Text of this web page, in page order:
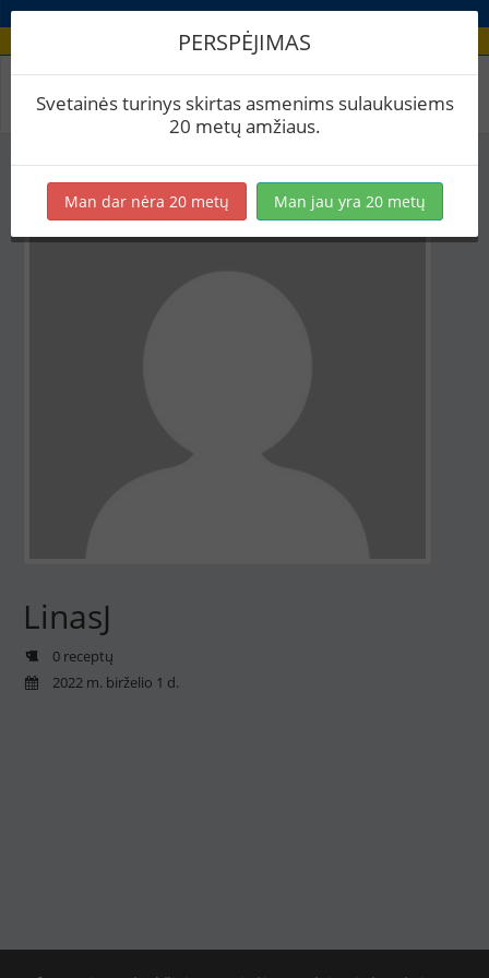
Aludario paskyra
LinasJ
0 receptų
2022 m. birželio 1 d.
PERSPĖJIMAS
Svetainės turinys skirtas asmenims sulaukusiems
20 metų amžiaus.
Man dar nėra 20 metų Man jau yra 20 metų